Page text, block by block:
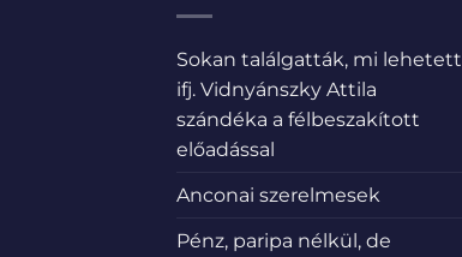
Sokan találgatták, mi lehetett
ifj. Vidnyánszky Attila
szándéka a félbeszakított
előadással
Anconai szerelmesek
Pénz, paripa nélkül, de